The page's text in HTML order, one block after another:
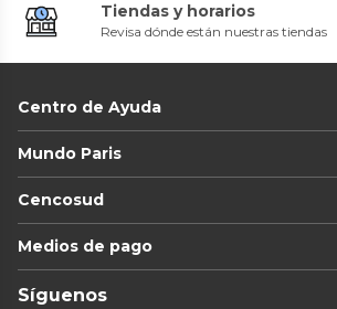
Tiendas y horarios
Revisa dónde están nuestras tiendas
Centro de Ayuda
Mundo Paris
Cencosud
Medios de pago
Síguenos